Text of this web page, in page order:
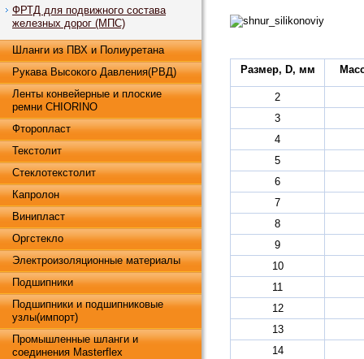
ФРТД для подвижного состава
железных дорог (МПС)
Шланги из ПВХ и Полиуретана
Рукава Высокого Давления(РВД)
Ленты конвейерные и плоские
ремни CHIORINO
Фторопласт
Текстолит
Стеклотекстолит
Капролон
Винипласт
Оргстекло
Электроизоляционные материалы
Подшипники
Подшипники и подшипниковые
узлы(импорт)
Промышленные шланги и
соединения Masterflex
Размер, D, мм
2
3
4
5
6
7
8
9
10
11
12
13
14